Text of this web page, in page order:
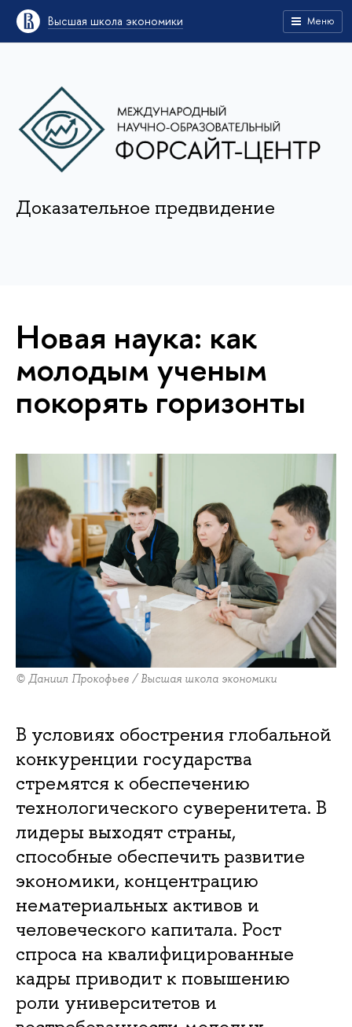
Высшая школа экономики Меню
Доказательное предвидение
Новая наука: как
молодым ученым
покорять горизонты
© Даниил Прокофьев / Высшая школа экономики
В условиях обострения глобальной
конкуренции государства
стремятся к обеспечению
технологического суверенитета. В
лидеры выходят страны,
способные обеспечить развитие
экономики, концентрацию
нематериальных активов и
человеческого капитала. Рост
спроса на квалифицированные
кадры приводит к повышению
роли университетов и